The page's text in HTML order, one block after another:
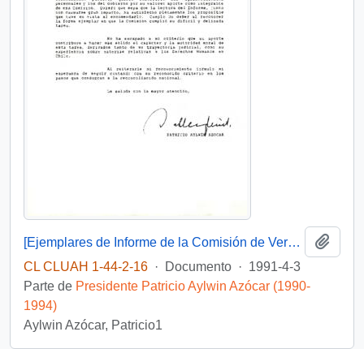
[Ejemplares de Informe de la Comisión de Verdad y Reconciliación enviados por el Presidente Aylwin].
CL CLUAH 1-44-2-16 · Documento · 1991-4-3
Parte de Presidente Patricio Aylwin Azócar (1990-
1994)
Aylwin Azócar, Patricio1